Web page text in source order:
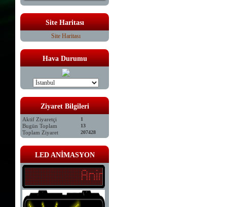
Site Haritası
Site Haritası
Hava Durumu
Ziyaret Bilgileri
Aktif Ziyaretçi 1
Bugün Toplam 13
Toplam Ziyaret 207428
LED ANİMASYON